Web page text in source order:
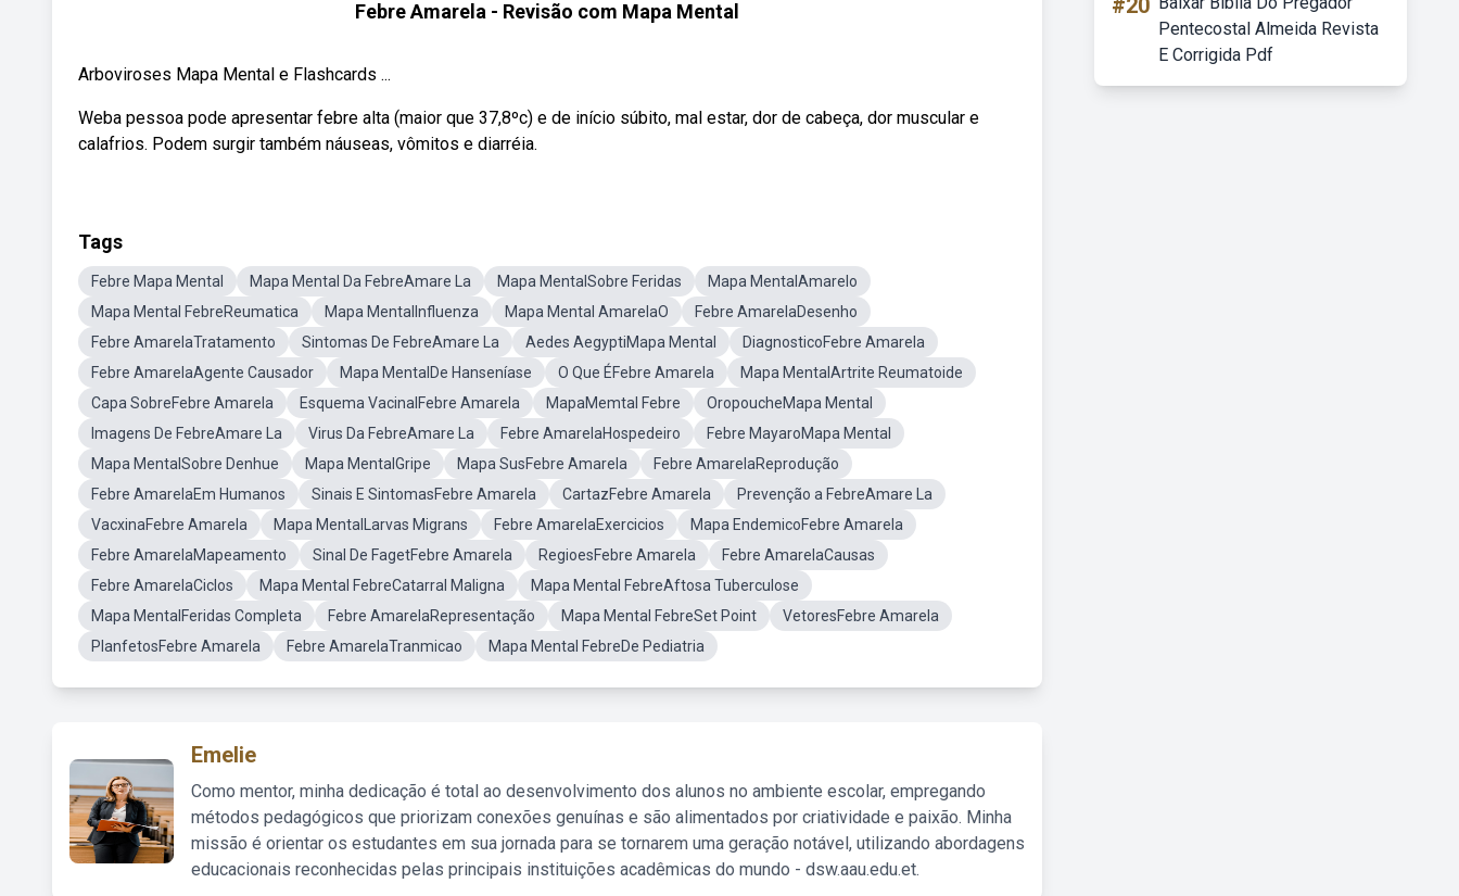
Febre Amarela - Revisão com Mapa Mental
Arboviroses Mapa Mental e Flashcards ...
Weba pessoa pode apresentar febre alta (maior que 37,8ºc) e de início súbito, mal estar, dor de cabeça, dor muscular e
calafrios. Podem surgir também náuseas, vômitos e diarréia.
Tags
Febre Mapa Mental Mapa Mental Da FebreAmare La Mapa MentalSobre Feridas
Mapa MentalAmarelo
Mapa Mental FebreReumatica
Mapa MentalInfluenza Mapa Mental AmarelaO
Febre AmarelaDesenho
Febre AmarelaTratamento
Sintomas De FebreAmare La Aedes AegyptiMapa Mental
DiagnosticoFebre Amarela
Febre AmarelaAgente Causador
Mapa MentalDe Hanseníase O Que ÉFebre Amarela
Mapa MentalArtrite Reumatoide
Capa SobreFebre Amarela
Esquema VacinalFebre Amarela MapaMemtal Febre
OropoucheMapa Mental
Imagens De FebreAmare La
Virus Da FebreAmare La Febre AmarelaHospedeiro
Febre MayaroMapa Mental
Mapa MentalSobre Denhue
Mapa MentalGripe Mapa SusFebre Amarela
Febre AmarelaReprodução
Febre AmarelaEm Humanos
Sinais E SintomasFebre Amarela CartazFebre Amarela
Prevenção a FebreAmare La
VacxinaFebre Amarela
Mapa MentalLarvas Migrans Febre AmarelaExercicios
Mapa EndemicoFebre Amarela
Febre AmarelaMapeamento
Sinal De FagetFebre Amarela RegioesFebre Amarela
Febre AmarelaCausas
Febre AmarelaCiclos
Mapa Mental FebreCatarral Maligna
Mapa Mental FebreAftosa Tuberculose
Mapa MentalFeridas Completa
Febre AmarelaRepresentação Mapa Mental FebreSet Point
VetoresFebre Amarela
PlanfetosFebre Amarela
Febre AmarelaTranmicao Mapa Mental FebreDe Pediatria
Emelie
Como mentor, minha dedicação é total ao desenvolvimento dos alunos no ambiente escolar, empregando
métodos pedagógicos que priorizam conexões genuínas e são alimentados por criatividade e paixão. Minha
missão é orientar os estudantes em sua jornada para se tornarem uma geração notável, utilizando abordagens
educacionais reconhecidas pelas principais instituições acadêmicas do mundo - dsw.aau.edu.et.
#20
Pentecostal Almeida Revista
E Corrigida Pdf